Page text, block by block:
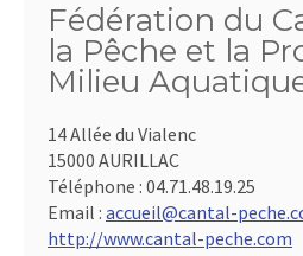
Fédération du
la Pêche et la
Milieu
14 Allée du Vialenc
15000 AURILLAC
Téléphone : 04.71.48.19.25
Email : accueil@cantal-
http://www.cantal-peche.com